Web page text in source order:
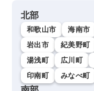
北部
和歌山市 海南市
岩出市
紀美野町
湯浅町
広川町
印南町
みなべ町